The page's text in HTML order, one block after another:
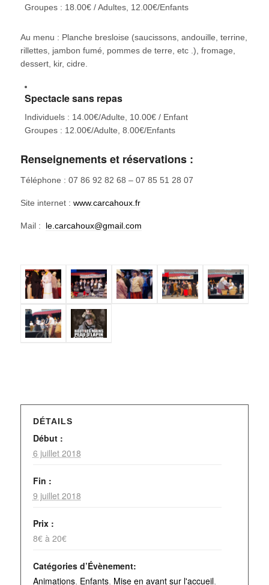
Groupes : 18.00€ / Adultes, 12.00€/Enfants
Au menu : Planche bresloise (saucissons, andouille, terrine,
rillettes, jambon fumé, pommes de terre, etc .), fromage,
dessert, kir, cidre.
Spectacle sans repas
Individuels : 14.00€/Adulte, 10.00€ / Enfant
Groupes : 12.00€/Adulte, 8.00€/Enfants
Renseignements et réservations :
Téléphone : 07 86 92 82 68 – 07 85 51 28 07
Site internet : www.carcahoux.fr
​Mail : le.carcahoux@gmail.com
DÉTAILS
Début :
6 juillet 2018
Fin :
9 juillet 2018
Prix :
8€ à 20€
Catégories d’Évènement:
Animations, Enfants, Mise en avant sur l'accueil,